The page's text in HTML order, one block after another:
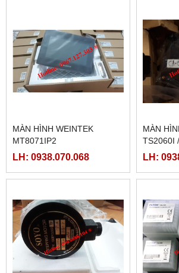
MÀN HÌNH WEINTEK
MT8071IP2
LH: 0938.070.068
MÀN
TS2060I
LH: